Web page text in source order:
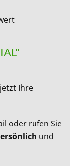
Ihre
oder rufen Sie
und